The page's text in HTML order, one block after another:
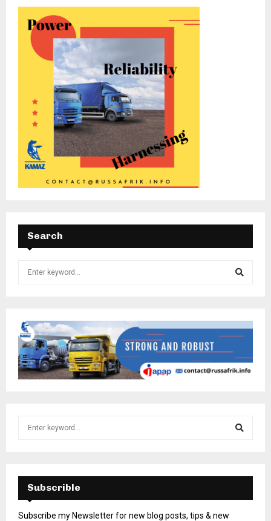
Search
Subscrible
Subscribe my Newsletter for new blog posts, tips & new